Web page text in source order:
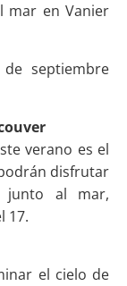
mar en Vanier
septiembre
verano es el
disfrutar
junto al mar,
17.
el cielo de